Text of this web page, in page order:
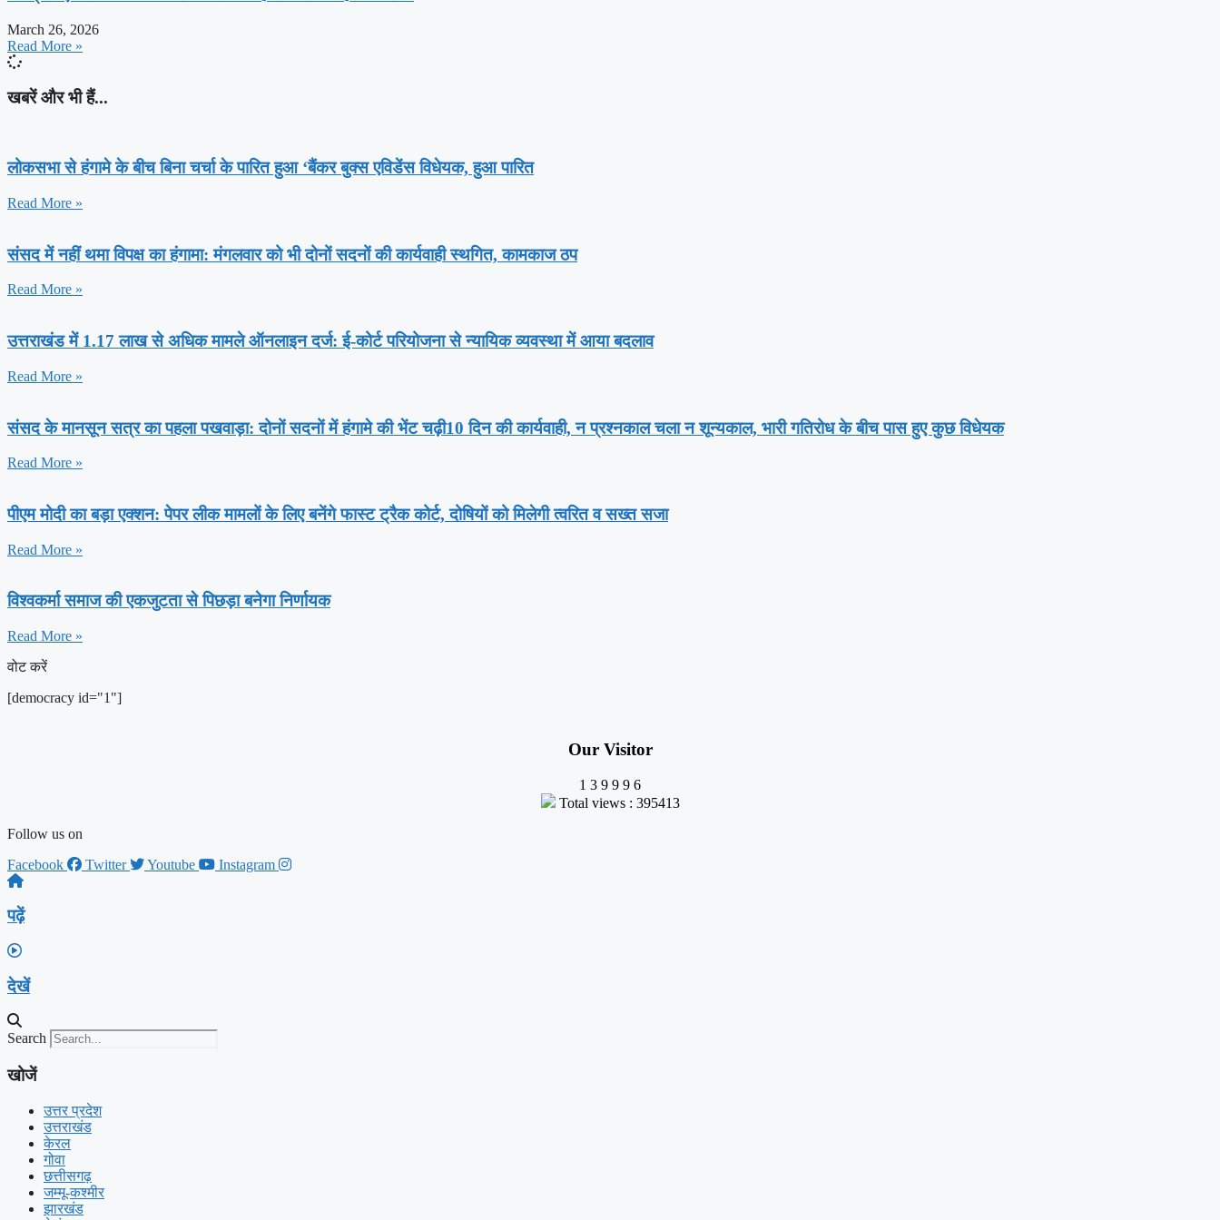
March 26, 2026
Read More »
खबरें और भी हैं...
लोकसभा से हंगामे के बीच बिना चर्चा के पारित हुआ ‘बैंकर बुक्स एविडेंस विधेयक, हुआ पारित
Read More »
संसद में नहीं थमा विपक्ष का हंगामा: मंगलवार को भी दोनों सदनों की कार्यवाही स्थगित, कामकाज ठप
Read More »
उत्तराखंड में 1.17 लाख से अधिक मामले ऑनलाइन दर्ज: ई-कोर्ट परियोजना से न्यायिक व्यवस्था में आया बदलाव
Read More »
संसद के मानसून सत्र का पहला पखवाड़ा: दोनों सदनों में हंगामे की भेंट चढ़ी10 दिन की कार्यवाही, न प्रश्नकाल चला न शून्यकाल, भारी गतिरोध के बीच पास हुए कुछ विधेयक
Read More »
पीएम मोदी का बड़ा एक्शन: पेपर लीक मामलों के लिए बनेंगे फास्ट ट्रैक कोर्ट, दोषियों को मिलेगी त्वरित व सख्त सजा
Read More »
विश्वकर्मा समाज की एकजुटता से पिछड़ा बनेगा निर्णायक
Read More »
वोट करें
[democracy id="1"]
Our Visitor
1 3 9 9 9 6
Total views : 395413
Follow us on
Facebook
Twitter Youtube Instagram
पढ़ें
देखें
Search
खोजें
उत्तर प्रदेश
उत्तराखंड
केरल
गोवा
छत्तीसगढ़
जम्मू-कश्मीर
झारखंड